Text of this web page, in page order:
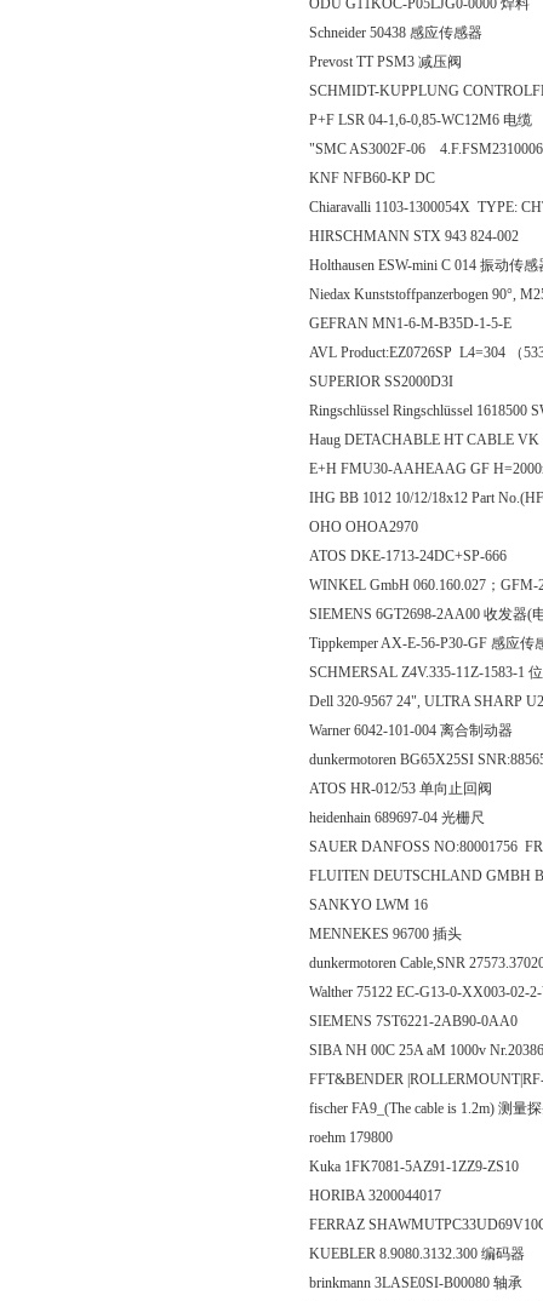
ODU G11KOC-P05LJG0-0000 焊料
Schneider 50438 感应传感器
Prevost TT PSM3 减压阀
SCHMIDT-KUPPLUNG
P+F LSR 04-1,6-0,85-WC12M6 电缆
"SMC AS3002F-06
KNF NFB60-KP DC
Chiaravalli 1103-1300054X TYPE:
HIRSCHMANN STX 943 824-002
Holthausen ESW-mini C 014 振动传感
Niedax Kunststoffpanzerbogen 90°,
GEFRAN MN1-6-M-B35D-1-5-E
AVL Product:EZ0726SP L4=304 （
SUPERIOR SS2000D3I
Ringschlüssel Ringschlüssel 1618500
Haug DETACHABLE HT CABLE
E+H FMU30-AAHEAAG GF
IHG BB 1012 10/12/18x12 Part
OHO OHOA2970
ATOS DKE-1713-24DC+SP-666
WINKEL GmbH 060.160.027；GFM-
SIEMENS 6GT2698-2AA00 收发器(
Tippkemper AX-E-56-P30-GF 感应传
SCHMERSAL Z4V.335-11Z-1583-1
Dell 320-9567 24", ULTRA SHARP
Warner 6042-101-004 离合制动器
dunkermotoren BG65X25SI
ATOS HR-012/53 单向止回阀
heidenhain 689697-04 光栅尺
SAUER DANFOSS NO:80001756
FLUITEN DEUTSCHLAND GMBH
SANKYO LWM 16
MENNEKES 96700 插头
dunkermotoren Cable,SNR
Walther 75122 EC-G13-0-XX003-02-
SIEMENS 7ST6221-2AB90-0AA0
SIBA NH 00C 25A aM 1000v
FFT&BENDER
fischer FA9_(The cable is 1.2m) 测量
roehm 179800
Kuka 1FK7081-5AZ91-1ZZ9-ZS10
HORIBA 3200044017
FERRAZ
KUEBLER 8.9080.3132.300 编码器
brinkmann 3LASE0SI-B00080 轴承